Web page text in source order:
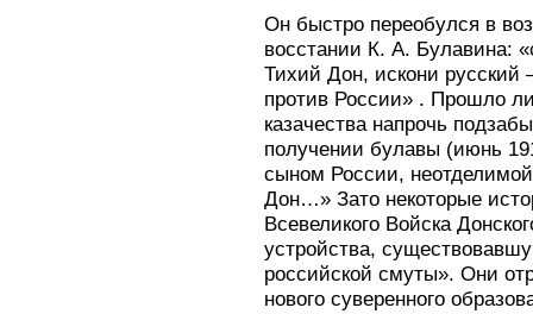
Он быстро переобулся в
восстании К. А. Булавина:
Тихий Дон, искони
против России» . Прошло
казачества напрочь
получении булавы (июнь
сыном России,
Дон…» Зато некоторые
Всевеликого Войска
устройства,
российской смуты». Они
нового суверенного